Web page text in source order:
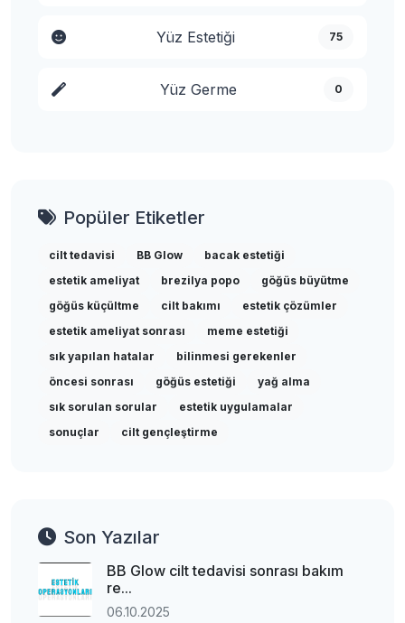
Yüz Estetiği 75
Yüz Germe 0
Popüler Etiketler
cilt tedavisi BB Glow
bacak estetiği
estetik ameliyat
brezilya popo
göğüs büyütme
göğüs küçültme
cilt bakımı
estetik çözümler
estetik ameliyat sonrası
meme estetiği
sık yapılan hatalar
bilinmesi gerekenler
öncesi sonrası
göğüs estetiği
yağ alma
sık sorulan sorular
estetik uygulamalar
sonuçlar
cilt gençleştirme
Son Yazılar
BB Glow cilt tedavisi sonrası bakım
re...
06.10.2025